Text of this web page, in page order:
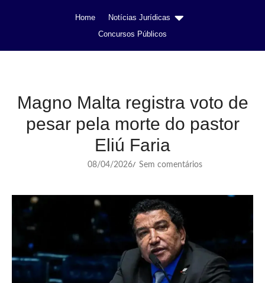
Home
Notícias Jurídicas
Concursos Públicos
Magno Malta registra voto de
pesar pela morte do pastor
Eliú Faria
08/04/2026/ Sem comentários